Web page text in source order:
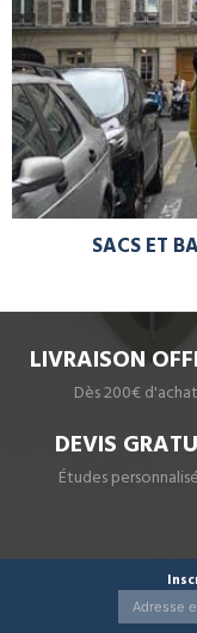
SACS ET
LIVRAISON
Dès 200€ d'achat
DEVIS
Études